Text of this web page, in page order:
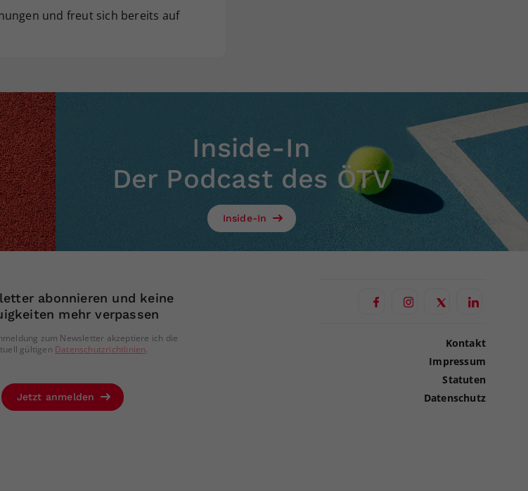
und freut sich bereits auf
Inside-In
Der Podcast des ÖTV
Inside-In
abonnieren und keine
mehr verpassen
zum Newsletter akzeptiere ich die
gültigen Datenschutzrichtlinien.
Jetzt anmelden
Kontakt
Impressum
Statuten
Datenschutz